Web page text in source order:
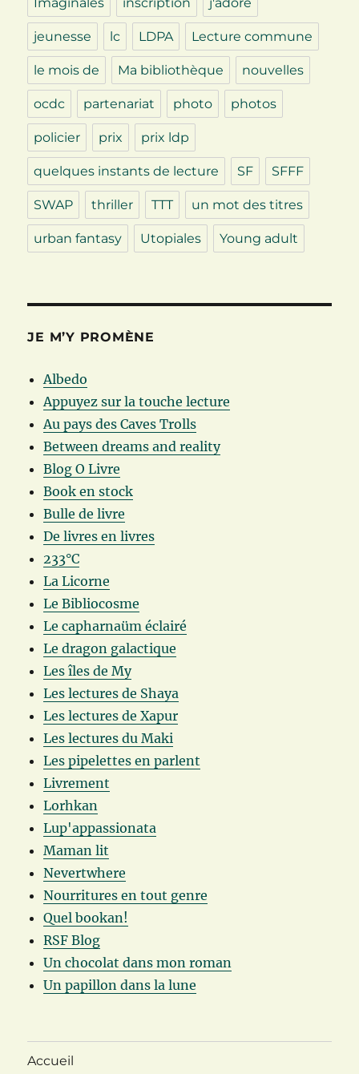
jeunesse lc LDPA Lecture commune
le mois de Ma bibliothèque nouvelles
ocdc partenariat photo photos
policier prix prix ldp
quelques instants de lecture SF SFFF
SWAP thriller TTT un mot des titres
urban fantasy Utopiales Young adult
JE M’Y PROMÈNE
Albedo
Appuyez sur la touche lecture
Au pays des Caves Trolls
Between dreams and reality
Blog O Livre
Book en stock
Bulle de livre
De livres en livres
233°C
La Licorne
Le Bibliocosme
Le capharnaüm éclairé
Le dragon galactique
Les îles de My
Les lectures de Shaya
Les lectures de Xapur
Les lectures du Maki
Les pipelettes en parlent
Livrement
Lorhkan
Lup'appassionata
Maman lit
Nevertwhere
Nourritures en tout genre
Quel bookan!
RSF Blog
Un chocolat dans mon roman
Un papillon dans la lune
Accueil